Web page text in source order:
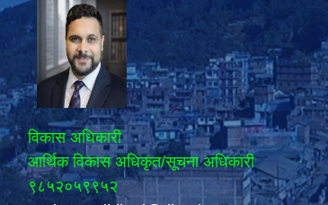
विकास अधिकारी
आर्थिक विकास अधिकृत/सूचना अधिकारी
९८५२०५९९५२